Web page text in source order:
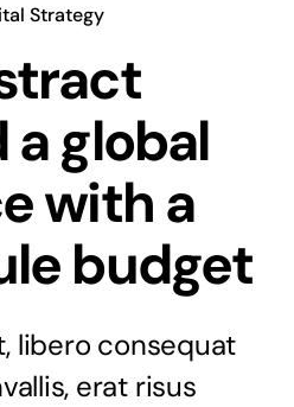
Strategy
global
with a
budget
libero consequat
erat risus